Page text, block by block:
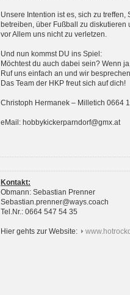
Unsere Intention ist es, sich zu treffen,
betreiben, über Fußball zu diskutieren
vor Allem uns nicht zu verletzen.
Und nun kommst DU ins Spiel:
Möchtest du auch dabei sein? Wenn
Ruf uns einfach an und wir
Das Team der HKP freut sich auf dich!
Christoph Hermanek – Milletich 0664
eMail: hobbykickerparndorf@gmx.at
Kontakt:
Obmann: Sebastian Prenner
Sebastian.prenner@ways.coach
Tel.Nr.: 0664 547 54 35
Hier gehts zur Website: